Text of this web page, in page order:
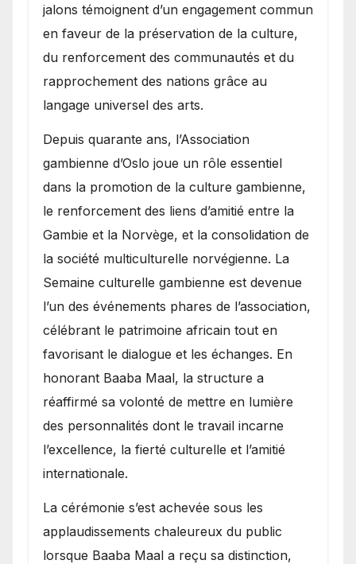
jalons témoignent d’un engagement commun
en faveur de la préservation de la culture,
du renforcement des communautés et du
rapprochement des nations grâce au
langage universel des arts.
​Depuis quarante ans, l’Association
gambienne d’Oslo joue un rôle essentiel
dans la promotion de la culture gambienne,
le renforcement des liens d’amitié entre la
Gambie et la Norvège, et la consolidation de
la société multiculturelle norvégienne. La
Semaine culturelle gambienne est devenue
l’un des événements phares de l’association,
célébrant le patrimoine africain tout en
favorisant le dialogue et les échanges. En
honorant Baaba Maal, la structure a
réaffirmé sa volonté de mettre en lumière
des personnalités dont le travail incarne
l’excellence, la fierté culturelle et l’amitié
internationale.
​La cérémonie s’est achevée sous les
applaudissements chaleureux du public
lorsque Baaba Maal a reçu sa distinction,